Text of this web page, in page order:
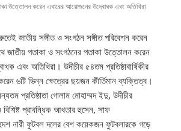
উত্তোলন করেন এবারের আয়োজনের উদ্বোধক এবং অতিথিরা
জাতীয় সঙ্গীত ও সংগঠন সঙ্গীত পরিবেশন করেন
জাতীয় পতাকা ও সংগঠনের পতাকা উত্তোলন করেন
এবং অতিথিরা। উদীচীর ৫৪তম প্রতিষ্ঠাবার্ষিকীর
৬টি ভিন্ন ক্ষেত্রের ছয়জন কীর্তিমান ব্যক্তিত্ব।
প্রতিষ্ঠাতা গোলাম মোহাম্মদ ইদু, উদীচীর
বিশিষ্ট প্রাবন্ধিক আখতার হুসেন, সাফ
নারী ফুটবল দলের বেশ কয়েকজন ফুটবলারকে গড়ে